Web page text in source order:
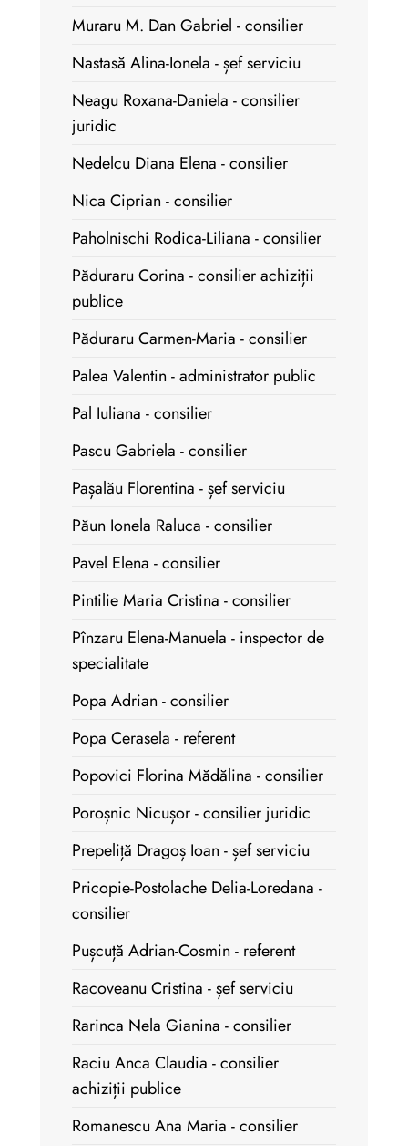
Muraru M. Dan Gabriel - consilier
Nastasă Alina-Ionela - șef serviciu
Neagu Roxana-Daniela - consilier
juridic
Nedelcu Diana Elena - consilier
Nica Ciprian - consilier
Paholnischi Rodica-Liliana - consilier
Păduraru Corina - consilier achiziții
publice
Păduraru Carmen-Maria - consilier
Palea Valentin - administrator public
Pal Iuliana - consilier
Pascu Gabriela - consilier
Pașalău Florentina - șef serviciu
Păun Ionela Raluca - consilier
Pavel Elena - consilier
Pintilie Maria Cristina - consilier
Pînzaru Elena-Manuela - inspector de
specialitate
Popa Adrian - consilier
Popa Cerasela - referent
Popovici Florina Mădălina - consilier
Poroșnic Nicușor - consilier juridic
Prepeliță Dragoș Ioan - șef serviciu
Pricopie-Postolache Delia-Loredana -
consilier
Pușcuță Adrian-Cosmin - referent
Racoveanu Cristina - șef serviciu
Rarinca Nela Gianina - consilier
Raciu Anca Claudia - consilier
achiziții publice
Romanescu Ana Maria - consilier